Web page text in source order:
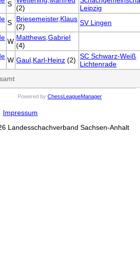
S (2)
Leipzig
S
Briesemeister,Klaus
(2)
SV Lingen
W Matthews,Gabriel
(4)
W Gaul,Karl-Heinz (2) SC Schwarz-Weiß
Lichtenrade
Powered by ChessLeagueManager
Impressum
Landesschachverband Sachsen-Anhalt